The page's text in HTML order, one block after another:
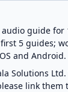
guide for
5 guides;
and Android.
Solutions Ltd.
link them